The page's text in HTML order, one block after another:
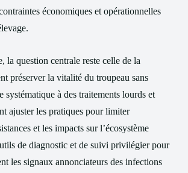
économiques et opérationnelles
la question centrale reste celle de la
préserver la vitalité du troupeau sans
systématique à des traitements lourds et
ajuster les pratiques pour limiter
et les impacts sur l’écosystème
de diagnostic et de suivi privilégier pour
les signaux annonciateurs des infections